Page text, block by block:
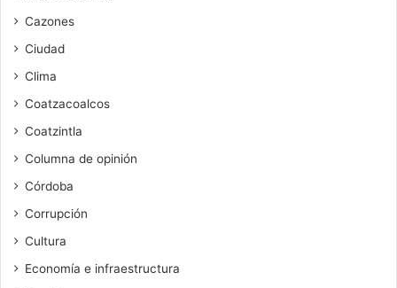
Cazones
Ciudad
Clima
Coatzacoalcos
Coatzintla
Columna de opinión
Córdoba
Corrupción
Cultura
Economía e infraestructura